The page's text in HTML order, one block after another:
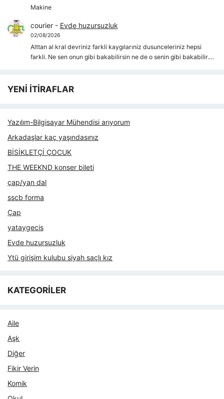
Makine
courier- Evde huzursuzluk
02/08/2026
Alttan al kral devriniz farkli kaygılarıniz dusunceleriniz hepsi
farkli. Ne sen onun gibi bakabilirsin ne de o senin gibi bakabilir.…
YENİ İTİRAFLAR
Yazılım-Bilgisayar Mühendisi arıyorum
Arkadaşlar kaç yaşındasınız
BİSİKLETÇİ ÇOCUK
THE WEEKND konser bileti
çap/yan dal
sscb forma
Çap
yataygecis
Evde huzursuzluk
Ytü girişim kulubu siyah saçlı kız
KATEGORİLER
Aile
Aşk
Diğer
Fikir Verin
Komik